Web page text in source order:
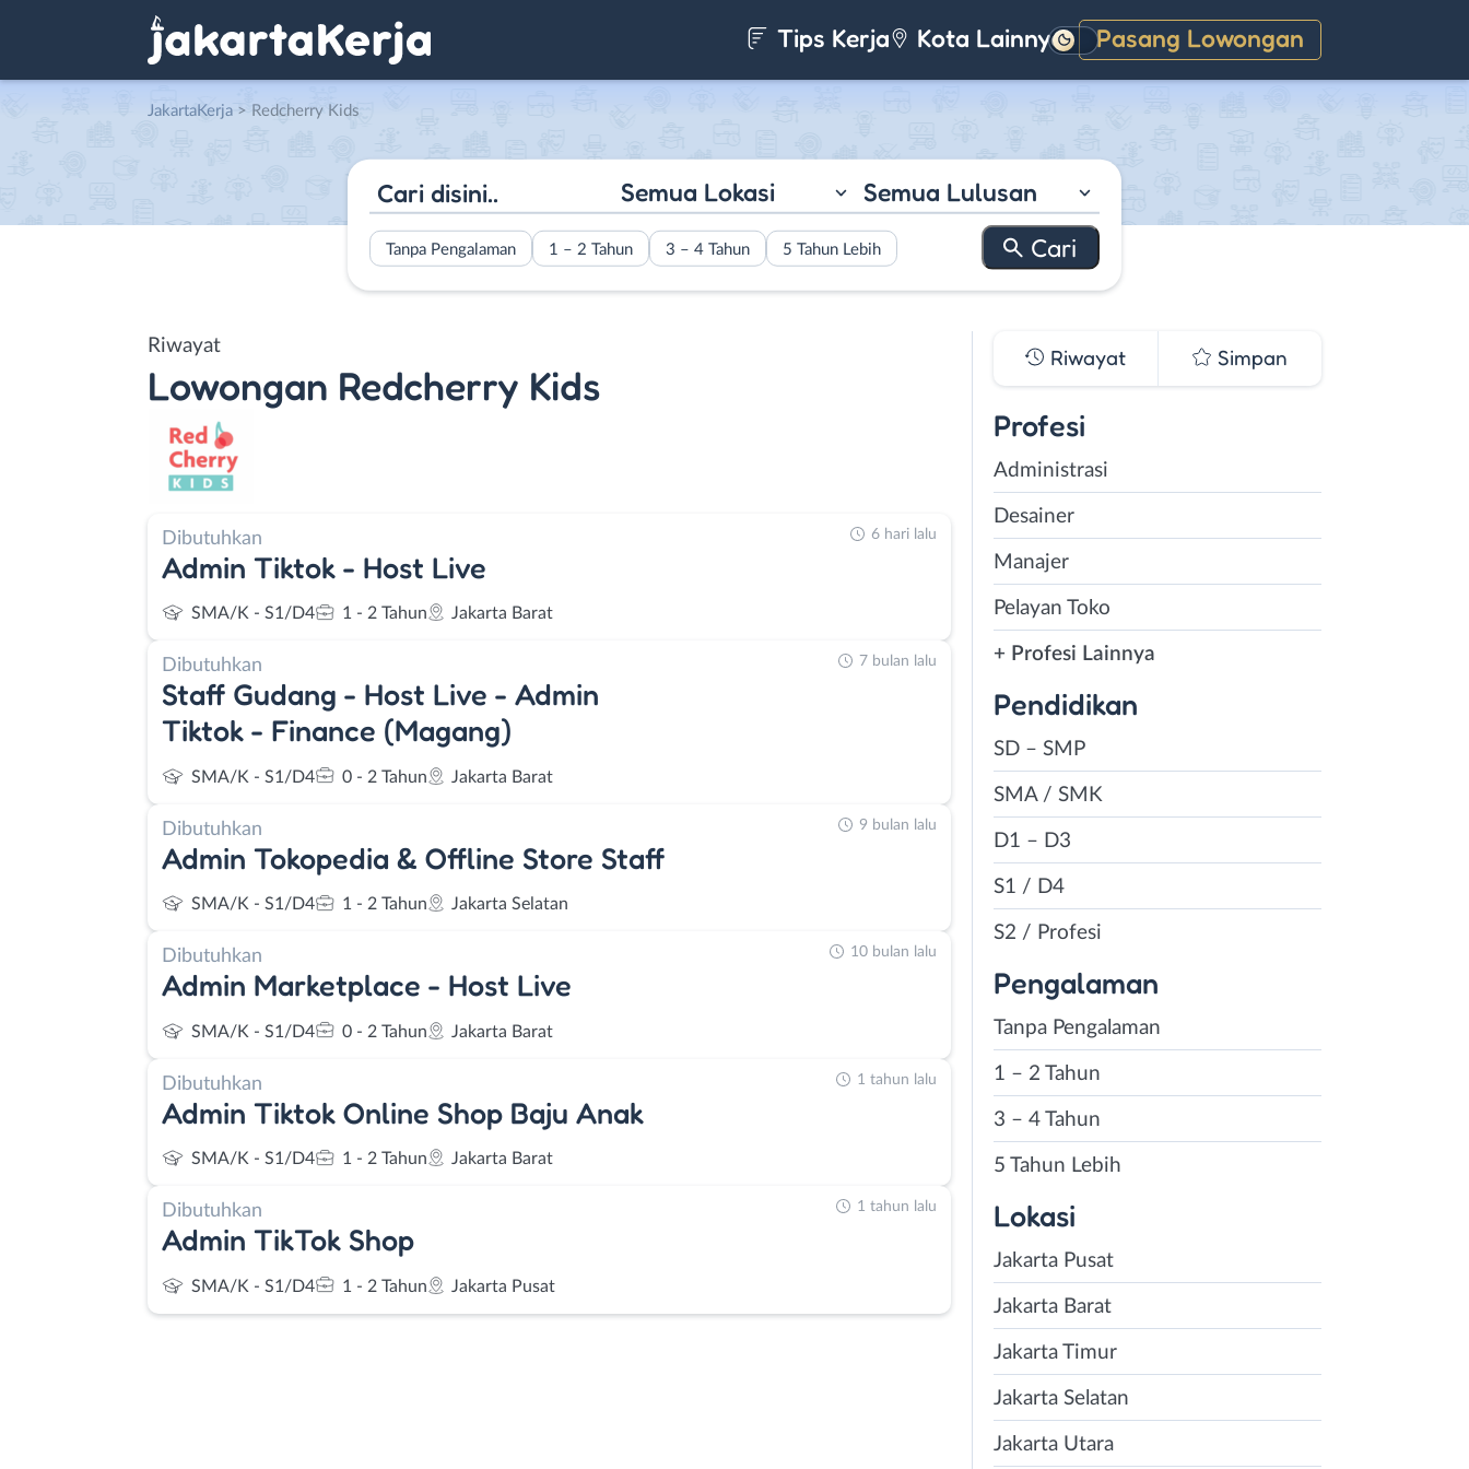
Tips Kerja Kota Lainnya Pasang Lowongan
Gelap
JakartaKerja > Redcherry Kids
Semua Lokasi Semua Lulusan
Tanpa Pengalaman 1 – 2 Tahun 3 – 4 Tahun 5 Tahun Lebih
Riwayat
Lowongan Redcherry Kids
Dibutuhkan
Admin Tiktok - Host Live
SMA/K - S1/D4 1 - 2 Tahun Jakarta Barat
6 hari lalu
Dibutuhkan
Staff Gudang - Host Live - Admin
Tiktok - Finance (Magang)
SMA/K - S1/D4 0 - 2 Tahun Jakarta Barat
7 bulan lalu
Dibutuhkan
Admin Tokopedia & Offline Store Staff
SMA/K - S1/D4 1 - 2 Tahun Jakarta Selatan
9 bulan lalu
Dibutuhkan
Admin Marketplace - Host Live
SMA/K - S1/D4 0 - 2 Tahun Jakarta Barat
10 bulan lalu
Dibutuhkan
Admin Tiktok Online Shop Baju Anak
SMA/K - S1/D4 1 - 2 Tahun Jakarta Barat
1 tahun lalu
Dibutuhkan
Admin TikTok Shop
SMA/K - S1/D4 1 - 2 Tahun Jakarta Pusat
1 tahun lalu
Riwayat Simpan
Profesi
Administrasi
Desainer
Manajer
Pelayan Toko
+ Profesi Lainnya
Pendidikan
SD – SMP
SMA / SMK
D1 – D3
S1 / D4
S2 / Profesi
Pengalaman
Tanpa Pengalaman
1 – 2 Tahun
3 – 4 Tahun
5 Tahun Lebih
Lokasi
Jakarta Pusat
Jakarta Barat
Jakarta Timur
Jakarta Selatan
Jakarta Utara